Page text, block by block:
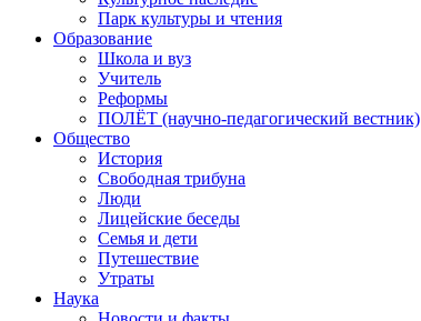
Парк культуры и чтения
Образование
Школа и вуз
Учитель
Реформы
ПОЛЁТ (научно-педагогический вестник)
Общество
История
Свободная трибуна
Люди
Лицейские беседы
Семья и дети
Путешествие
Утраты
Наука